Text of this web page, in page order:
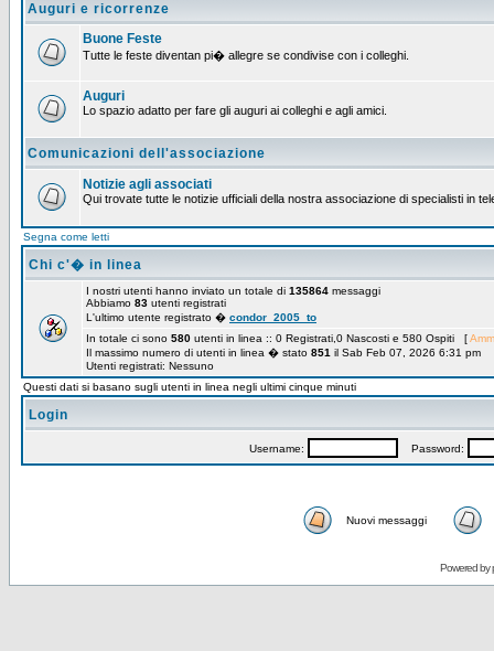
Auguri e ricorrenze
Buone Feste
Tutte le feste diventan pi� allegre se condivise con i colleghi.
Auguri
Lo spazio adatto per fare gli auguri ai colleghi e agli amici.
Comunicazioni dell'associazione
Notizie agli associati
Qui trovate tutte le notizie ufficiali della nostra associazione di specialisti in
Segna come letti
Chi c'� in linea
I nostri utenti hanno inviato un totale di 135864 messaggi
Abbiamo 83 utenti registrati
L'ultimo utente registrato � condor_2005_to
In totale ci sono 580 utenti in linea :: 0 Registrati,0 Nascosti e 580 Ospiti [
Il massimo numero di utenti in linea � stato 851 il Sab Feb 07, 2026 6:31 pm
Utenti registrati: Nessuno
Questi dati si basano sugli utenti in linea negli ultimi cinque minuti
Login
Username: Password:
Nuovi messaggi
Powered by